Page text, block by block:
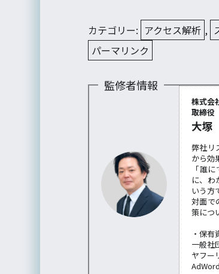
カテゴリー: アクセス解析 ,
パーマリンク
監修者情報
株式会
取締役
大塚
弊社リ
から効
「誰
に、わ
いう方
対面で
策につ
・保有
一般社
ヤフー